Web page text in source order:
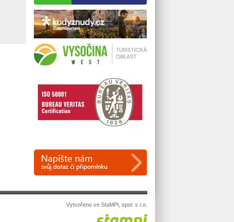
Vytvořeno ve StaMPi, spol. s r.o.